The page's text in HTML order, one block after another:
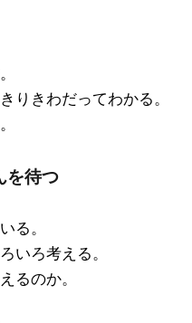
りきわだってわかる。
を待つ
る。
いろ考える。
るのか。